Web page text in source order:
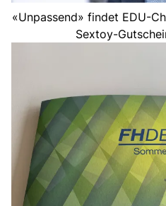
«Unpassend» findet EDU-
Sextoy-